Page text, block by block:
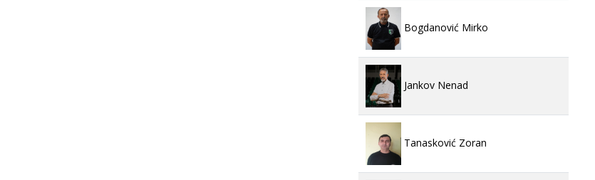
Bogdanović Mirko
Jankov Nenad
Tanasković Zoran